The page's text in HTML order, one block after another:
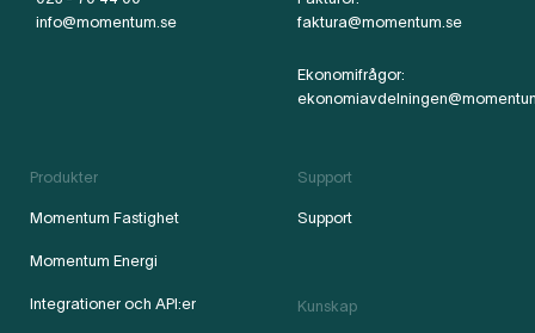
info@momentum.se
faktura@momentum.se
Ekonomifrågor:
Produkter
Momentum Fastighet
Momentum Energi
Integrationer och API:er
Support
Support
Kunskap